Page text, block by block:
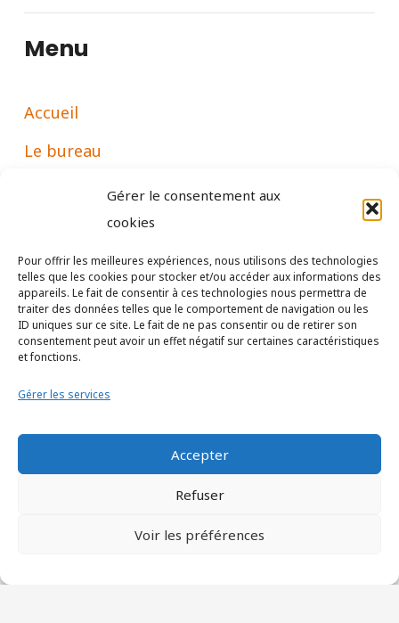
Gérer le consentement aux
cookies
Pour offrir les meilleures expériences, nous utilisons des technologies
telles que les cookies pour stocker et/ou accéder aux informations des
appareils. Le fait de consentir à ces technologies nous permettra de
traiter des données telles que le comportement de navigation ou les
ID uniques sur ce site. Le fait de ne pas consentir ou de retirer son
consentement peut avoir un effet négatif sur certaines caractéristiques
et fonctions.
Gérer les services
Accepter
Refuser
Voir les préférences
Menu
Accueil
Le bureau
Espace Membre
Les Journées de la SPIF
Protocoles de recherche
Sponsors
Associations